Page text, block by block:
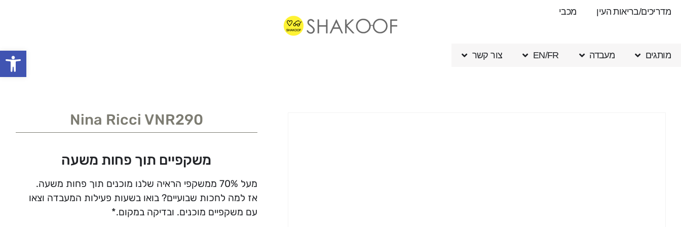
פתח
מדריכים/בריאות העין מכבי
מותגים מעבדה EN/FR צור קשר
Nina Ricci VNR290
משקפיים תוך פחות משעה
מעל 70% ממשקפי הראיה שלנו מוכנים תוך פחות משעה.
אז למה לחכות שבועיים? בואו בשעות פעילות המעבדה וצאו
עם משקפיים מוכנים. ובדיקה במקום.*